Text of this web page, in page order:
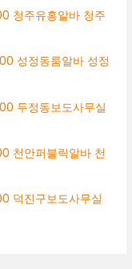
청주유흥알바 청주
성정동룸알바 성정
두정동보도사무실
천안퍼블릭알바 천
덕진구보도사무실